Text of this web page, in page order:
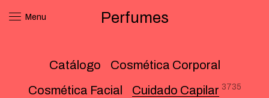
Menu Perfumes
Catálogo
Cosmética Corporal
Cosmética Facial
Cuidado Capilar 3735